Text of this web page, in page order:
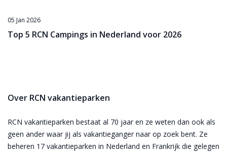
05 Jan 2026
Top 5 RCN Campings in Nederland voor 2026
Over RCN vakantieparken
RCN vakantieparken bestaat al 70 jaar en ze weten dan ook als
geen ander waar jij als vakantieganger naar op zoek bent. Ze
beheren 17 vakantieparken in Nederland en Frankrijk die gelegen